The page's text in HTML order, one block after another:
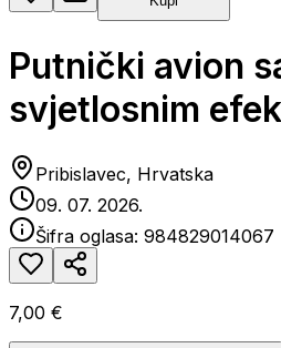
Putnički avion
svjetlosnim
Pribislavec, Hrvatska
09. 07. 2026.
Šifra oglasa: 984829014067
7,00 €